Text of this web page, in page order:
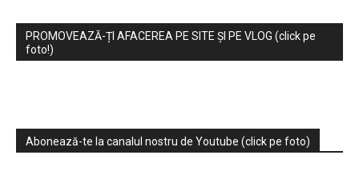
PROMOVEAZĂ-ȚI AFACEREA PE SITE ȘI PE VLOG (click pe
foto!)
Abonează-te la canalul nostru de Youtube (click pe foto)